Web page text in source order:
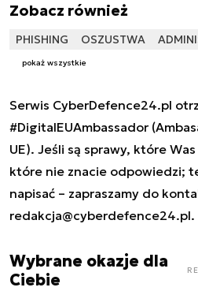
Zobacz również
PHISHING OSZUSTWA
pokaż wszystkie
Serwis CyberDefence24.pl
#DigitalEUAmbassador
UE). Jeśli są sprawy, które
które nie znacie odpowiedzi;
napisać – zapraszamy do
redakcja@cyberdefence24.pl.
Wybrane okazje dla
Ciebie